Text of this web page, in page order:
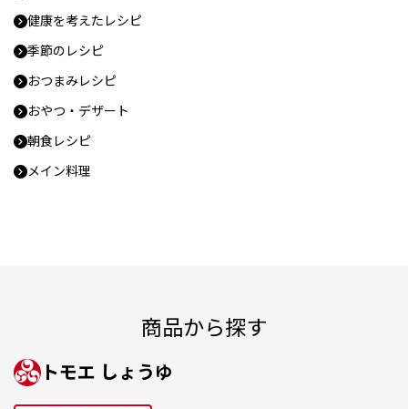
健康を考えたレシピ
季節のレシピ
おつまみレシピ
おやつ・デザート
朝食レシピ
メイン料理
商品から探す
トモエ しょうゆ